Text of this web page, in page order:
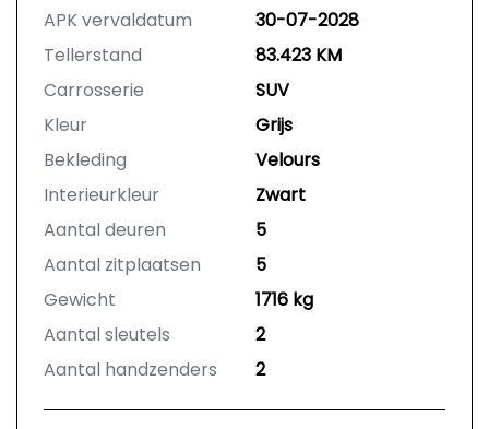
APK vervaldatum
30-07-2028
Tellerstand
83.423 KM
Carrosserie
SUV
Kleur
Grijs
Bekleding
Velours
Interieurkleur
Zwart
Aantal deuren
5
Aantal zitplaatsen
5
Gewicht
1716 kg
Aantal sleutels
2
Aantal handzenders
2